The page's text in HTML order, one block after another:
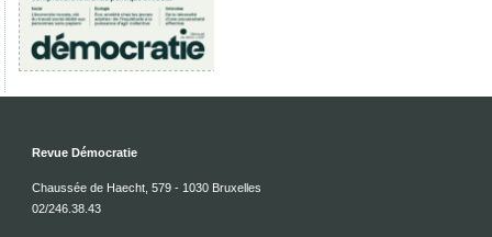
Revue Démocratie
Chaussée de Haecht, 579 - 1030 Bruxelles
02/246.38.43